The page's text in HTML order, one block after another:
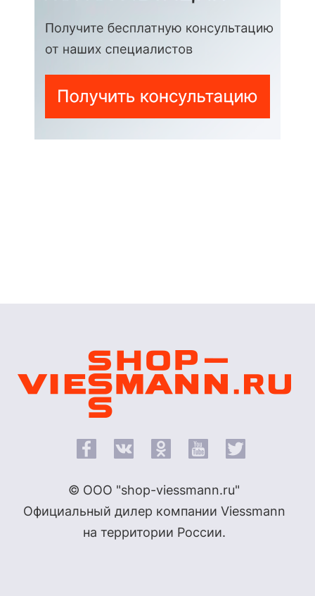
© ООО "shop-viessmann.ru"
Официальный дилер компании Viessmann
на территории России.